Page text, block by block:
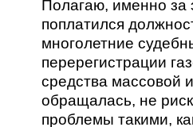
Полагаю, именно за
поплатился
многолетние
перерегистрации
средства массовой
обращалась, не
проблемы такими,